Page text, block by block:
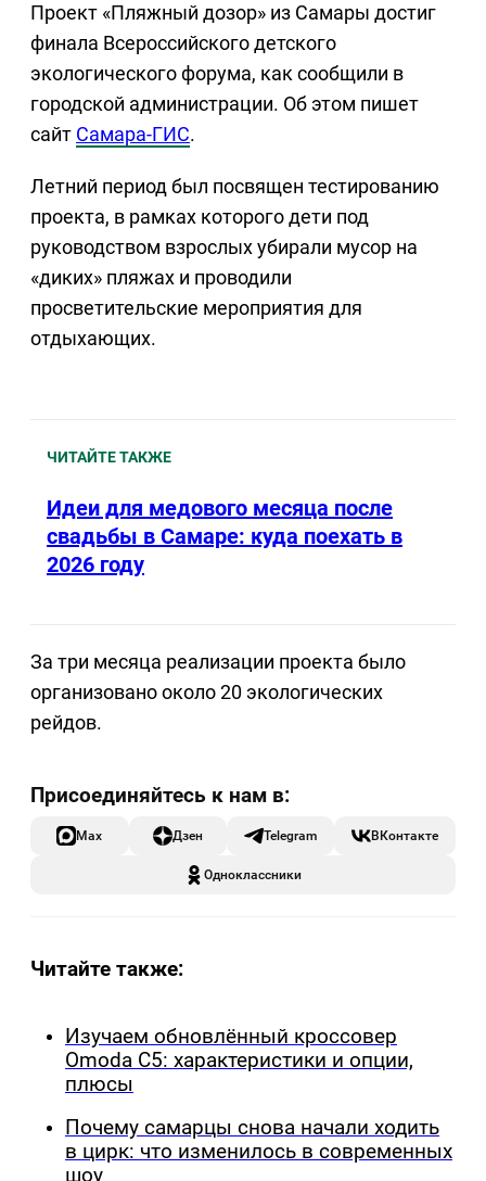
Проект «Пляжный дозор» из Самары достиг
финала Всероссийского детского
экологического форума, как сообщили в
городской администрации. Об этом пишет
сайт Самара-ГИС.
Летний период был посвящен тестированию
проекта, в рамках которого дети под
руководством взрослых убирали мусор на
«диких» пляжах и проводили
просветительские мероприятия для
отдыхающих.
ЧИТАЙТЕ ТАКЖЕ
Идеи для медового месяца после
свадьбы в Самаре: куда поехать в
2026 году
За три месяца реализации проекта было
организовано около 20 экологических
рейдов.
Max Дзен Telegram ВКонтакте
Одноклассники
Читайте также:
Изучаем обновлённый кроссовер
Omoda C5: характеристики и опции,
плюсы
Почему самарцы снова начали ходить
в цирк: что изменилось в современных
шоу